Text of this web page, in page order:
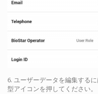
6. ユーザーデータを編集する
型アイコンを押してください。